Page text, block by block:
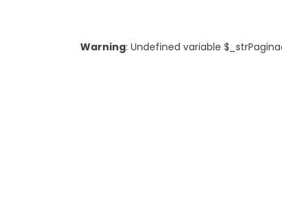
Warning: Undefined variable